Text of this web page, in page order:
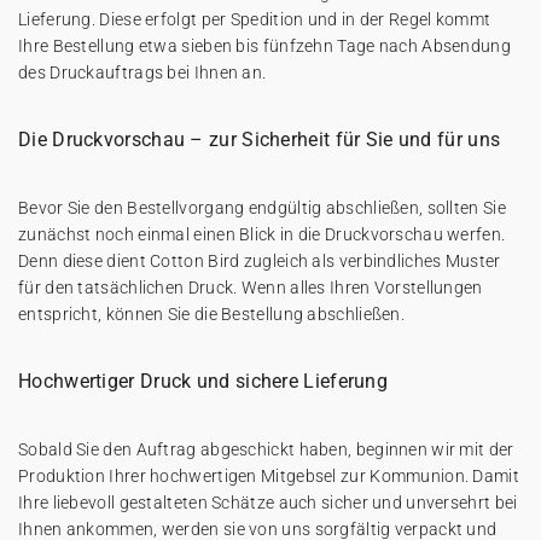
Lieferung. Diese erfolgt per Spedition und in der Regel kommt
Ihre Bestellung etwa sieben bis fünfzehn Tage nach Absendung
des Druckauftrags bei Ihnen an.
Die Druckvorschau – zur Sicherheit für Sie und für uns
Bevor Sie den Bestellvorgang endgültig abschließen, sollten Sie
zunächst noch einmal einen Blick in die Druckvorschau werfen.
Denn diese dient Cotton Bird zugleich als verbindliches Muster
für den tatsächlichen Druck. Wenn alles Ihren Vorstellungen
entspricht, können Sie die Bestellung abschließen.
Hochwertiger Druck und sichere Lieferung
Sobald Sie den Auftrag abgeschickt haben, beginnen wir mit der
Produktion Ihrer hochwertigen Mitgebsel zur Kommunion. Damit
Ihre liebevoll gestalteten Schätze auch sicher und unversehrt bei
Ihnen ankommen, werden sie von uns sorgfältig verpackt und